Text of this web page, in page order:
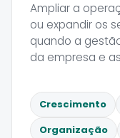
Ampliar a
ou expandir os
quando a
da empresa e
Crescimento
Organização